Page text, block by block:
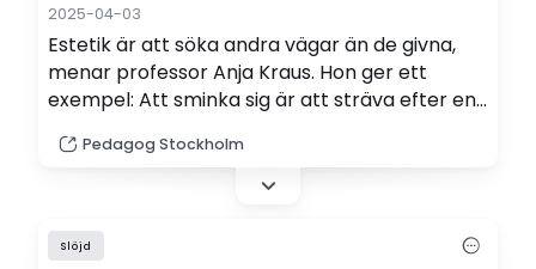
2025-04-03
Estetik är att söka andra vägar än de givna,
menar professor Anja Kraus. Hon ger ett
exempel: Att sminka sig är att sträva efter en
kommer estetiken in. Det gäller även i
Pedagog Stockholm
Slöjd